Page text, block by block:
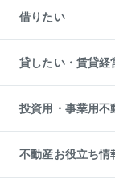
中古一戸建ての購入
不動産購入の流れ
注目キーワード物件特
購入ガイド
English 繁体中文
一戸建ての売却・査定
土地の売却・査定
スピードAI査定
不動産査定について
不動産売却の流れ
不動産買換えの流れ
売却ガイド
借りたい
オフィス・店舗の賃
借りるときの流れ
借りるガイド
貸したい・賃貸経
マンション賃料デー
賃貸管理プラン
リロケーションにつ
貸すガイド
投資用・事業用不
事業用不動産
マンション投資
投資用マンション
不動産お役立ち情